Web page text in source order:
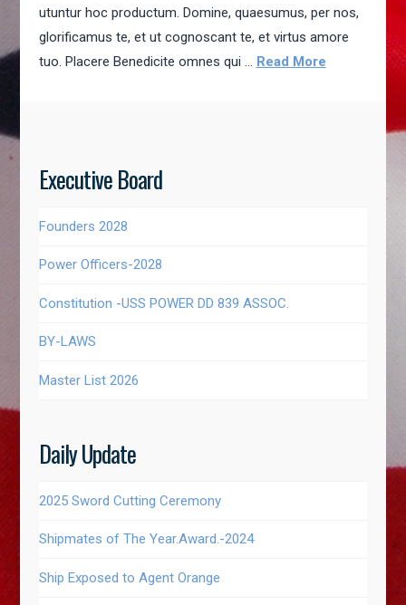
utuntur hoc productum. Domine, quaesumus, per nos,
glorificamus te, et ut cognoscant te, et virtus amore
tuo. Placere Benedicite omnes qui … Read More
Executive Board
Founders 2028
Power Officers-2028
Constitution -USS POWER DD 839 ASSOC.
BY-LAWS
Master List 2026
Daily Update
2025 Sword Cutting Ceremony
Shipmates of The Year.Award.-2024
Ship Exposed to Agent Orange